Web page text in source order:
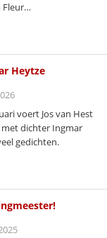
Fleur…
Heytze
voert Jos van Hest
dichter Ingmar
gedichten.